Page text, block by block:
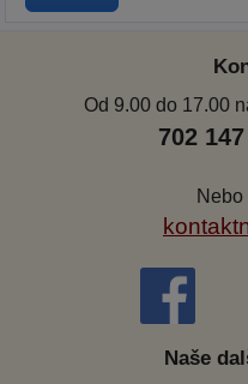
Od 9.00 do 17.00
702
Nebo
Naše